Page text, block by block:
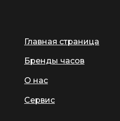
Главная страница
Бренды часов
О нас
Сервис